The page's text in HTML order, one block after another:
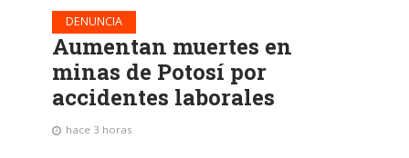
DENUNCIA
Aumentan muertes en
minas de Potosí por
accidentes laborales
hace 3 horas